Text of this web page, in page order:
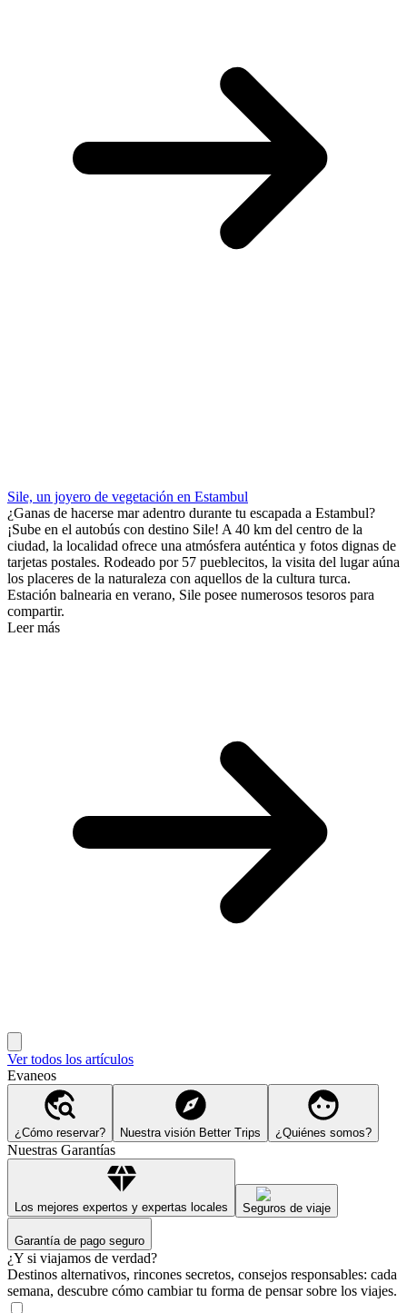
Sile, un joyero de vegetación en Estambul
¿Ganas de hacerse mar adentro durante tu escapada a Estambul?
¡Sube en el autobús con destino Sile! A 40 km del centro de la
ciudad, la localidad ofrece una atmósfera auténtica y fotos dignas de
tarjetas postales. Rodeado por 57 pueblecitos, la visita del lugar aúna
los placeres de la naturaleza con aquellos de la cultura turca.
Estación balnearia en verano, Sile posee numerosos tesoros para
compartir.
Leer más
Ver todos los artículos
Evaneos
¿Cómo reservar? Nuestra visión Better Trips ¿Quiénes somos?
Nuestras Garantías
Los mejores expertos y expertas locales Seguros de viaje
Garantía de pago seguro
¿Y si viajamos de verdad?
Destinos alternativos, rincones secretos, consejos responsables: cada
semana, descubre cómo cambiar tu forma de pensar sobre los viajes.